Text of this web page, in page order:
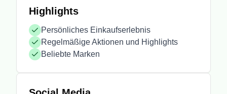
Highlights
Persönliches Einkaufserlebnis
Regelmäßige Aktionen und Highlights
Beliebte Marken